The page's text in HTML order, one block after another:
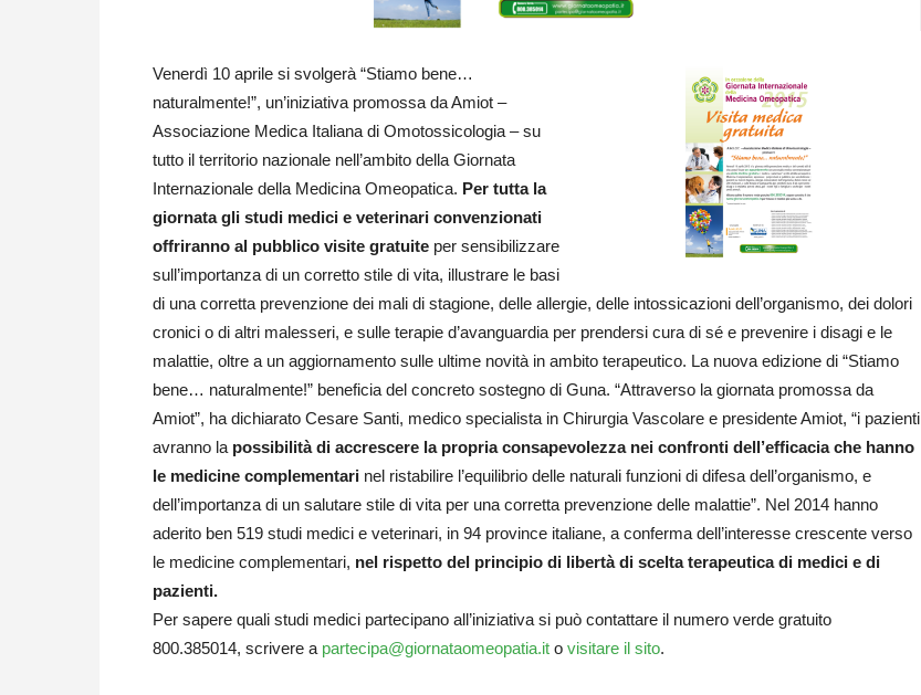
Venerdì 10 aprile si svolgerà “Stiamo bene…
naturalmente!”, un’iniziativa promossa da Amiot –
Associazione Medica Italiana di Omotossicologia – su
tutto il territorio nazionale nell’ambito della Giornata
Internazionale della Medicina Omeopatica. Per tutta la
giornata gli studi medici e veterinari convenzionati
offriranno al pubblico visite gratuite per sensibilizzare
sull’importanza di un corretto stile di vita, illustrare le basi
di una corretta prevenzione dei mali di stagione, delle allergie, delle intossicazioni dell’organismo, dei dolori
cronici o di altri malesseri, e sulle terapie d’avanguardia per prendersi cura di sé e prevenire i disagi e le
malattie, oltre a un aggiornamento sulle ultime novità in ambito terapeutico. La nuova edizione di “Stiamo
bene… naturalmente!” beneficia del concreto sostegno di Guna. “Attraverso la giornata promossa da
Amiot”, ha dichiarato Cesare Santi, medico specialista in Chirurgia Vascolare e presidente Amiot, “i pazienti
avranno la possibilità di accrescere la propria consapevolezza nei confronti dell’efficacia che hanno
le medicine complementari nel ristabilire l’equilibrio delle naturali funzioni di difesa dell’organismo, e
dell’importanza di un salutare stile di vita per una corretta prevenzione delle malattie”. Nel 2014 hanno
aderito ben 519 studi medici e veterinari, in 94 province italiane, a conferma dell’interesse crescente verso
le medicine complementari, nel rispetto del principio di libertà di scelta terapeutica di medici e di
pazienti.
Per sapere quali studi medici partecipano all’iniziativa si può contattare il numero verde gratuito
800.385014, scrivere a partecipa@giornataomeopatia.it o visitare il sito.